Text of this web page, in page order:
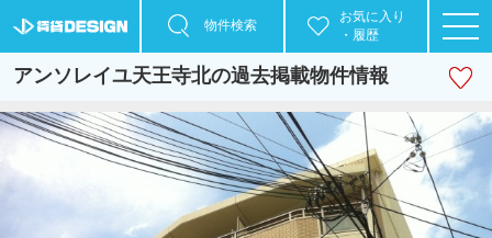
物件検索
お気に入り
・履歴
アンソレイユ天王寺北の過去掲載物件情報